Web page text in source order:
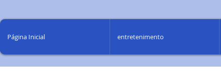
Página Inicial entretenimento